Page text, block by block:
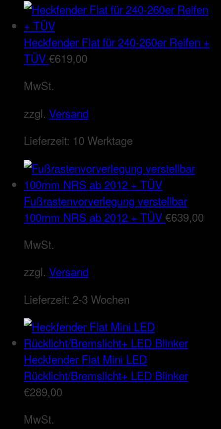
Heckfender Flat für 240-260er Reifen +
TÜV€619,00
MwSt.
zzgl. Versand
Lieferzeit: 10 Werktage
Fußrastenvorverlegung verstellbar
100mm NRS ab 2012 + TÜV€639,00
MwSt.
zzgl. Versand
Lieferzeit: 2-3 Wochen
Heckfender Flat Mini LED
Rücklicht/Bremslicht+ LED Blinker
€289,00
MwSt.